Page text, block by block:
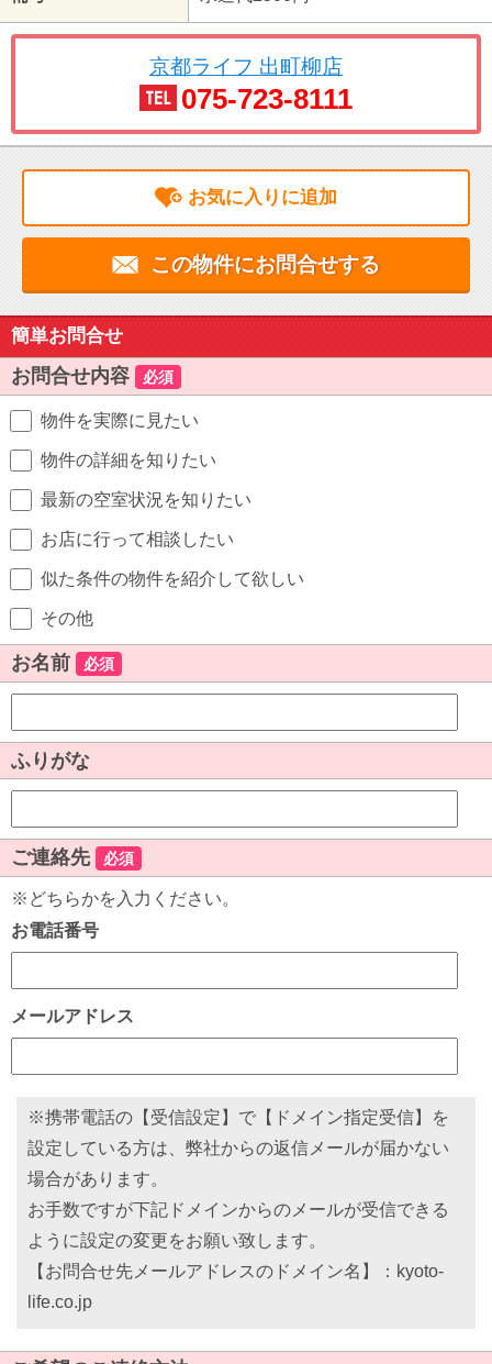
京都ライフ 出町柳店
075-723-8111
お気に入りに追加
この物件にお問合せする
簡単お問合せ